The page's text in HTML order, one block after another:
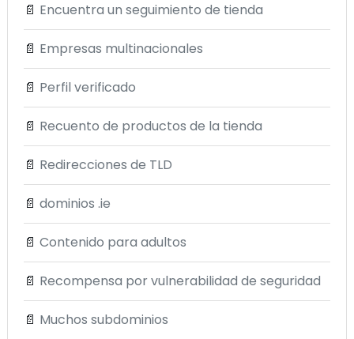
📄 Encuentra un seguimiento de tienda
📄 Empresas multinacionales
📄 Perfil verificado
📄 Recuento de productos de la tienda
📄 Redirecciones de TLD
📄 dominios .ie
📄 Contenido para adultos
📄 Recompensa por vulnerabilidad de seguridad
📄 Muchos subdominios